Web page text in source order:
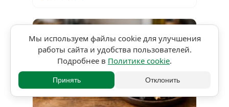
Мы используем файлы cookie для улучшения
работы сайта и удобства пользователей.
Подробнее в Политике cookie.
Принять Отклонить